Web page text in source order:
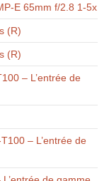
E 65mm f/2.8 1-5x
(R)
(R)
– L’entrée de
– L’entrée de